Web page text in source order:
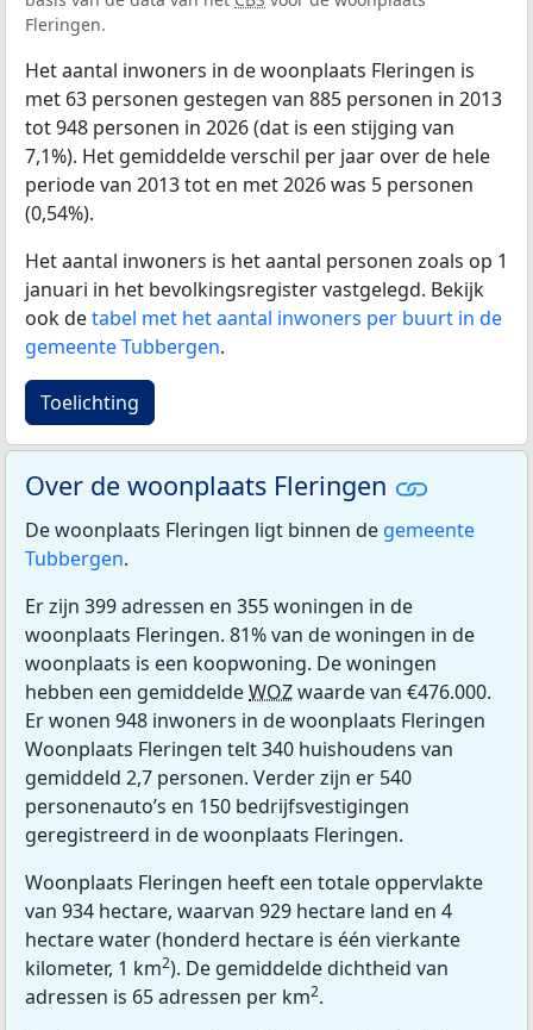
Fleringen.
Het aantal inwoners in de woonplaats Fleringen is
met 63 personen gestegen van 885 personen in 2013
tot 948 personen in 2026 (dat is een stijging van
7,1%). Het gemiddelde verschil per jaar over de hele
periode van 2013 tot en met 2026 was 5 personen
(0,54%).
Het aantal inwoners is het aantal personen zoals op 1
januari in het bevolkingsregister vastgelegd. Bekijk
ook detabel met het aantal inwoners per buurt in de
gemeente Tubbergen.
Toelichting
Over de woonplaats Fleringen
De woonplaats Fleringen ligt binnen de gemeente
Tubbergen.
Er zijn 399 adressen en 355 woningen in de
woonplaats Fleringen. 81% van de woningen in de
woonplaats is een koopwoning. De woningen
hebben een gemiddeldeWOZwaarde van €476.000.
Er wonen 948 inwoners in de woonplaats Fleringen
Woonplaats Fleringen telt 340 huishoudens van
gemiddeld 2,7 personen. Verder zijn er 540
personenauto’s en 150 bedrijfsvestigingen
geregistreerd in de woonplaats Fleringen.
Woonplaats Fleringen heeft een totale oppervlakte
van 934 hectare, waarvan 929 hectare land en 4
hectare water (honderd hectare is één vierkante
kilometer, 1 km2). De gemiddelde dichtheid van
adressen is 65 adressen per km2.